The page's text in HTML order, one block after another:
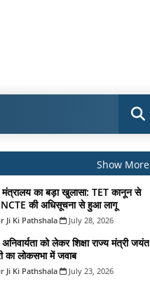
Show More
मंत्रालय का बड़ा खुलासा: TET कानून से
NCTE की अधिसूचना से हुआ लागू
Ji Ki Pathshala July 28, 2026
को लेकर शिक्षा राज्य मंत्री जयंत
का लोकसभा में जवाब
Ji Ki Pathshala July 23, 2026